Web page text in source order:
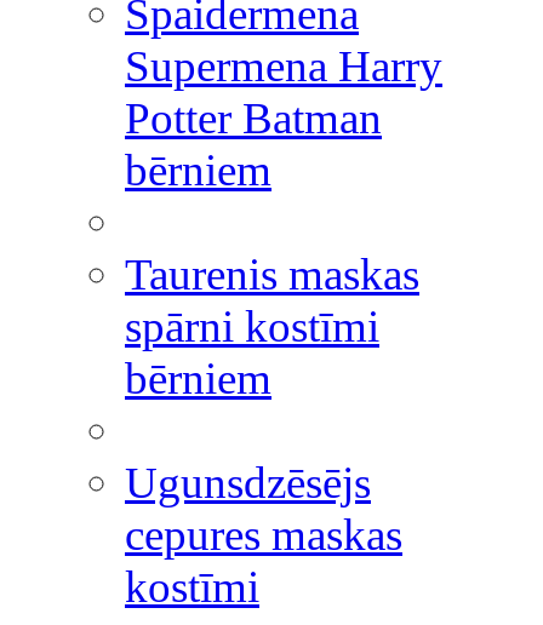
Spaidermena
Supermena Harry
Potter Batman
bērniem
Taurenis maskas
spārni kostīmi
bērniem
Ugunsdzēsējs
cepures maskas
kostīmi